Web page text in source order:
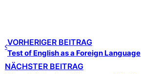
VORHERIGER BEITRAG
Test of English as a Foreign Language
NÄCHSTER BEITRAG